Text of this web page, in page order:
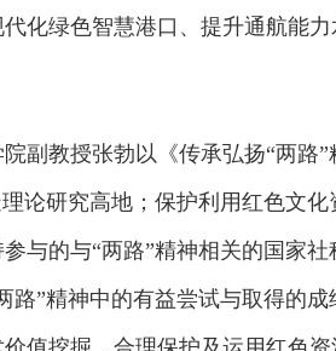
化绿色智慧港口、提升通航能
副教授张勃以《传承弘扬“两路”
论研究高地；保护利用红色文
与的与“两路”精神相关的国家社
路”精神中的有益尝试与取得的